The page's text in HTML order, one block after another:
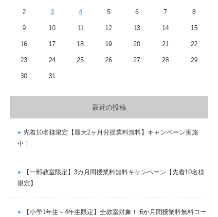
2 3 4 5 6 7 8
9 10 11 12 13 14 15
16 17 18 19 20 21 22
23 24 25 26 27 28 29
30 31
最近の投稿
先着10名様限定【最大2ヶ月分授業料無料】キャンペーン実施
中！
【一部教室限定】3カ月間授業料無料キャンペーン【先着10名様
限定】
【小学1年生～4年生限定】全教室対象！ 6か月間授業料無料コー